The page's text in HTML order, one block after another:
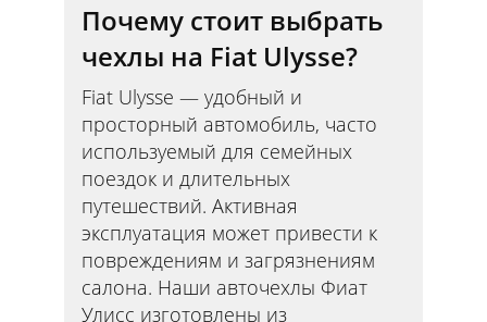
Почему стоит выбрать
чехлы на Fiat Ulysse?
Fiat Ulysse — удобный и
просторный автомобиль, часто
используемый для семейных
поездок и длительных
путешествий. Активная
эксплуатация может привести к
повреждениям и загрязнениям
салона. Наши авточехлы Фиат
Улисс изготовлены из